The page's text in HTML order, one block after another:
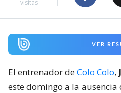
visitas
VER
El entrenador deColo Colo,
este domingo a la ausencia